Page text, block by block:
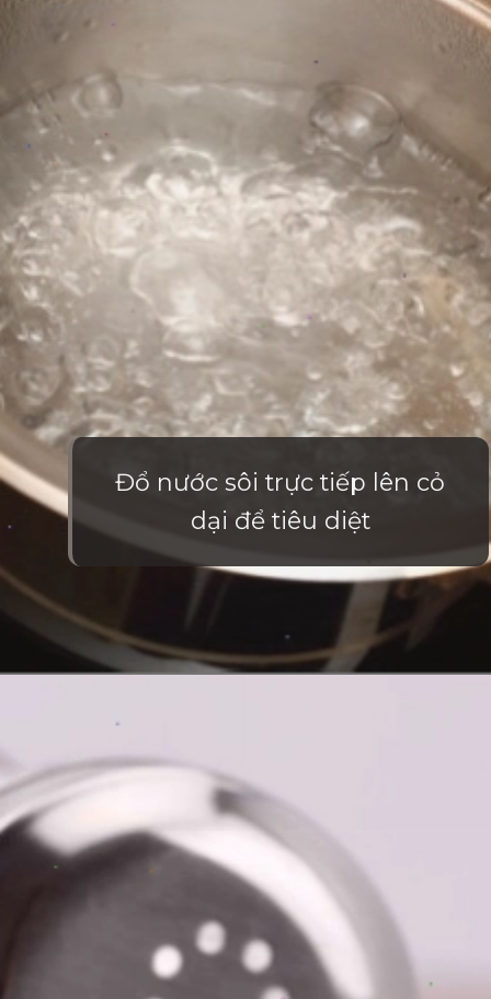
Đổ nước sôi trực tiếp lên cỏ
dại để tiêu diệt